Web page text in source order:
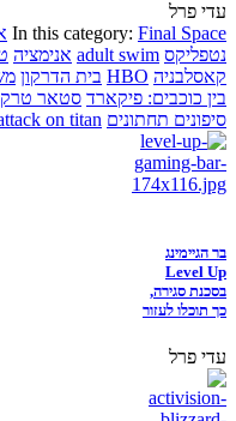
עדי פרל
In this category: Final Space
נטפליקס adult swim אנימציה
קאסלבניה HBO בית הדרקון
בין כוכבים: פיקארד סטאר טרק
סיפונים תחתונים on titan
בר הגיימינג
Level Up
בסכנת סגירה,
כך תוכלו לעזור
עדי פרל